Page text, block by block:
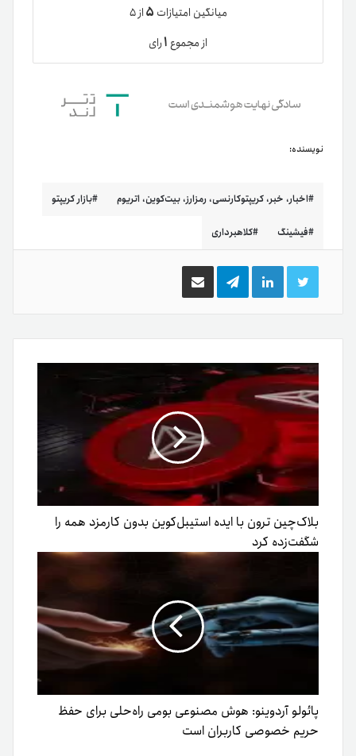
میانگین امتیازات ۵از ۵
از مجموع۱رای
نویسنده:
اخبار، خبر، کریپتوکارنسی، رمزارز، بیت‌کوین، اتریوم بازار کریپتو
فیشینگ کلاهبرداری
توییتر لینکدینتلگرام اشتراک
گذاری
ایمیل
بلاک‌چین ترون با ایده استیبل‌کوین بدون کارمزد همه را
شگفت‌زده کرد
پائولو آردوینو: هوش مصنوعی بومی راه‌حلی برای حفظ
حریم خصوصی کاربران است